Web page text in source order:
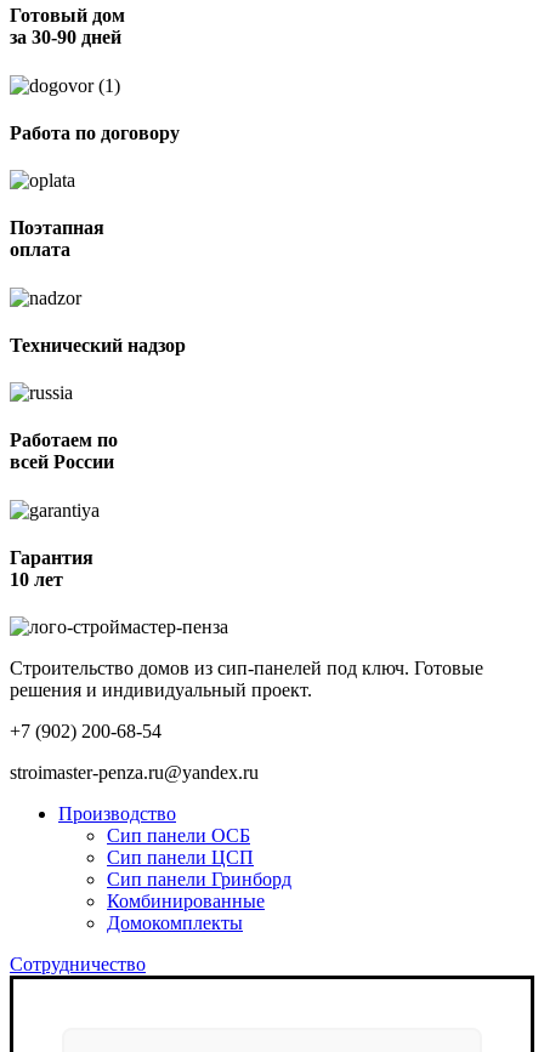
Готовый дом
за 30-90 дней
Работа по договору
Поэтапная
оплата
Технический надзор
Работаем по
всей России
Гарантия
10 лет
Строительство домов из сип-панелей под ключ. Готовые
решения и индивидуальный проект.
+7 (902) 200-68-54
stroimaster-penza.ru@yandex.ru
Производство
Сип панели ОСБ
Сип панели ЦСП
Сип панели Гринборд
Комбинированные
Домокомплекты
Сотрудничество